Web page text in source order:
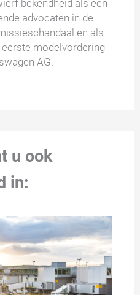
bekendheid als een
advocaten in de
en als
modelvordering
AG.
u ook
in: